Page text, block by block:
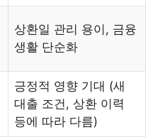
상환일 관리 용이, 금융
생활 단순화
긍정적 영향 기대 (새
대출 조건, 상환 이력
등에 따라 다름)